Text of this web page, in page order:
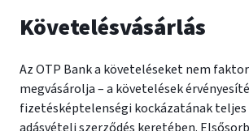
Követelésvásárlás
Az OTP Bank a követeléseket nem
megvásárolja – a követelések
fizetésképtelenségi kockázatának